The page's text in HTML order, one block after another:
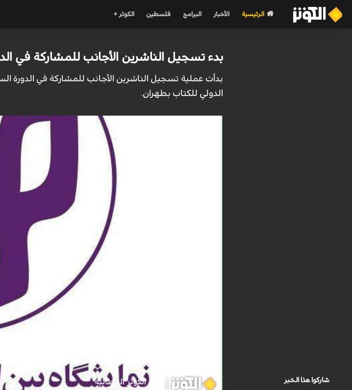
الرئيسية الأخبار البرامج فلسطين الكوثر +
شاركوا هذا الخبر
بدء تسجيل الناشرين الأجانب للمشاركة في
بدأت عملية تسجيل الناشرين الأجانب للمشاركة في الدورة
الدولي للكتاب بطهران.